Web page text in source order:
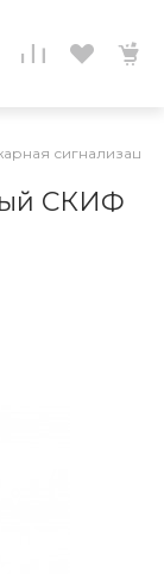
сигнализация
СКИФ